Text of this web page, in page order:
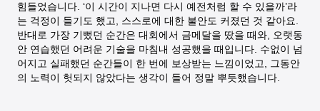
힘들었습니다. ‘이 시간이 지나면 다시 예전처럼 할 수 있을까’라
는 걱정이 들기도 했고, 스스로에 대한 불안도 커졌던 것 같아요.
반대로 가장 기뻤던 순간은 대회에서 금메달을 땄을 때와, 오랫동
안 연습했던 어려운 기술을 마침내 성공했을 때입니다. 수없이 넘
어지고 실패했던 순간들이 한 번에 보상받는 느낌이었고, 그동안
의 노력이 헛되지 않았다는 생각이 들어 정말 뿌듯했습니다.